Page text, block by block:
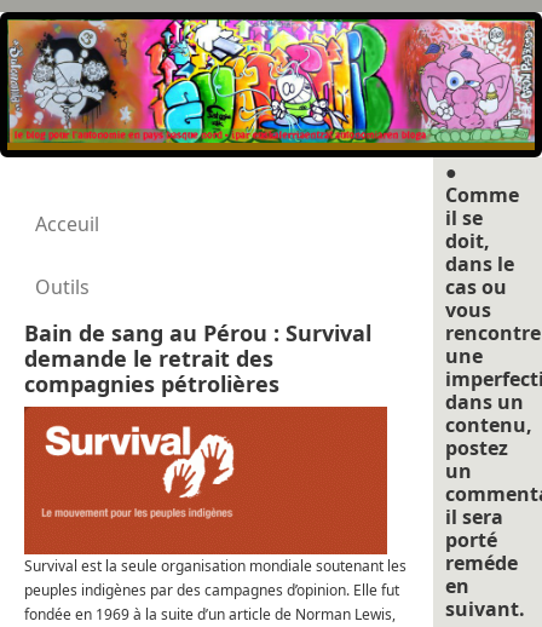
Acceuil
Outils
Bain de sang au Pérou : Survival
demande le retrait des
compagnies pétrolières
Survival est la seule organisation mondiale soutenant les
peuples indigènes par des campagnes d’opinion. Elle fut
fondée en 1969 à la suite d’un article de Norman Lewis,
●
Comme
il se
doit,
dans le
cas ou
vous
une
dans un
contenu,
postez
un
il sera
porté
reméde
en
suivant.